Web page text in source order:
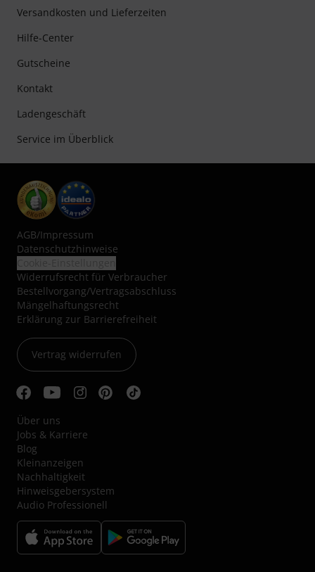
Versandkosten und Lieferzeiten
Hilfe-Center
Gutscheine
Kontakt
Ladengeschäft
Service im Überblick
AGB/Impressum
Datenschutzhinweise
Widerrufsrecht für Verbraucher
Bestellvorgang/Vertragsabschluss
Mängelhaftungsrecht
Erklärung zur Barrierefreiheit
Vertrag widerrufen
Über uns
Jobs & Karriere
Blog
Kleinanzeigen
Nachhaltigkeit
Hinweisgebersystem
Audio Professionell